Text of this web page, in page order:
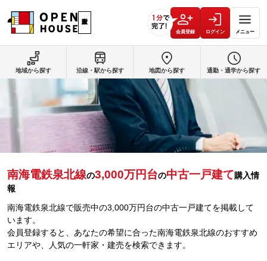
会員登録 ログイン メニュー
南海電鉄泉北線の3,000万円台の中古一戸建て購入情
報
南海電鉄泉北線で販売中の3,000万円台の中古一戸建てを掲載して
います。
会員登録すると、あなたの希望に合った南海電鉄泉北線のおすすめ
エリアや、人気の一軒家・建売を検索できます。
地域から探す 沿線・駅から探す 地図から探す 通勤・通学から探す